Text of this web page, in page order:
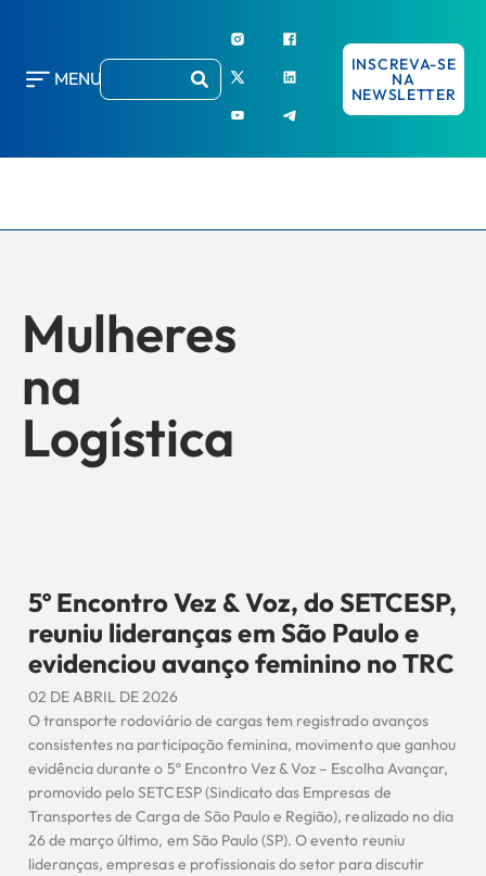
MENU
INSCREVA-SE
NA
NEWSLETTER
Mulheres
na
Logística
5º Encontro Vez & Voz, do SETCESP,
reuniu lideranças em São Paulo e
evidenciou avanço feminino no TRC
02 DE ABRIL DE 2026
O transporte rodoviário de cargas tem registrado avanços
consistentes na participação feminina, movimento que ganhou
evidência durante o 5º Encontro Vez & Voz – Escolha Avançar,
promovido pelo SETCESP (Sindicato das Empresas de
Transportes de Carga de São Paulo e Região), realizado no dia
26 de março último, em São Paulo (SP). O evento reuniu
lideranças, empresas e profissionais do setor para discutir